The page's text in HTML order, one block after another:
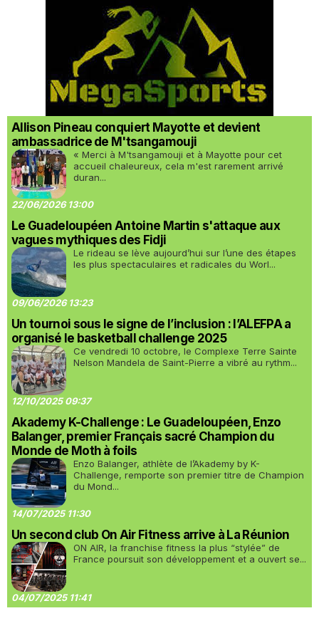
Allison Pineau conquiert Mayotte et devient
ambassadrice de M'tsangamouji
« Merci à M'tsangamouji et à Mayotte pour cet
accueil chaleureux, cela m'est rarement arrivé
duran...
22/06/2026 13:00
Le Guadeloupéen Antoine Martin s'attaque aux
vagues mythiques des Fidji
Le rideau se lève aujourd’hui sur l’une des étapes
les plus spectaculaires et radicales du Worl...
09/06/2026 13:23
Un tournoi sous le signe de l’inclusion : l’ALEFPA a
organisé le basketball challenge 2025
Ce vendredi 10 octobre, le Complexe Terre Sainte
Nelson Mandela de Saint-Pierre a vibré au rythm...
12/10/2025 09:37
Akademy K-Challenge : Le Guadeloupéen, Enzo
Balanger, premier Français sacré Champion du
Monde de Moth à foils
Enzo Balanger, athlète de l’Akademy by K-
Challenge, remporte son premier titre de Champion
du Mond...
14/07/2025 11:30
Un second club On Air Fitness arrive à La Réunion
ON AIR, la franchise fitness la plus “stylée” de
France poursuit son développement et a ouvert se...
04/07/2025 11:41